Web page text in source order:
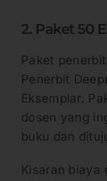
2. Paket 50
Paket
Penerbit
Eksemplar.
dosen yang
buku dan
Kisaran biaya